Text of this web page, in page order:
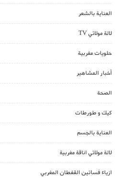
العناية بالشعر
لالة مولاتي TV
حلويات مغربية
أخبار المشاهير
الصحة
كيك و طورطات
العناية بالجسم
لالة مولاتي اناقة مغربية
ازياء فساتين القفطان المغربي